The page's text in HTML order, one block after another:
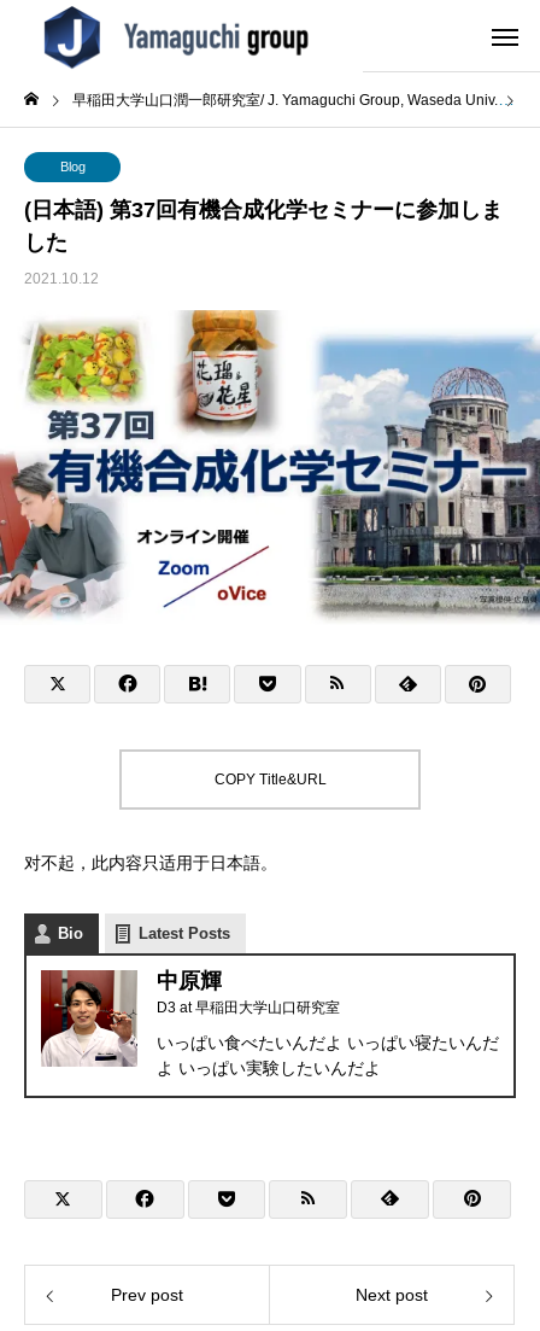
早稲田大学山口潤一郎研究室/ J. Yamaguchi Group, Waseda Univ.
Blog
(日本語) 第37回有機合成化学セミナーに参加しま
した
2021.10.12
COPY Title&URL
对不起，此内容只适用于日本語。
Bio Latest Posts
中原輝
D3 at早稲田大学山口研究室
いっぱい食べたいんだよ いっぱい寝たいんだ
よ いっぱい実験したいんだよ
Prev post Next post